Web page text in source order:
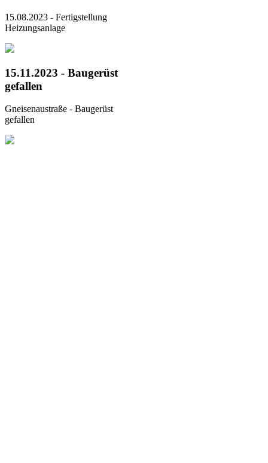
15.08.2023 - Fertigstellung
Heizungsanlage
15.11.2023 - Baugerüst
gefallen
Gneisenaustraße - Baugerüst
gefallen